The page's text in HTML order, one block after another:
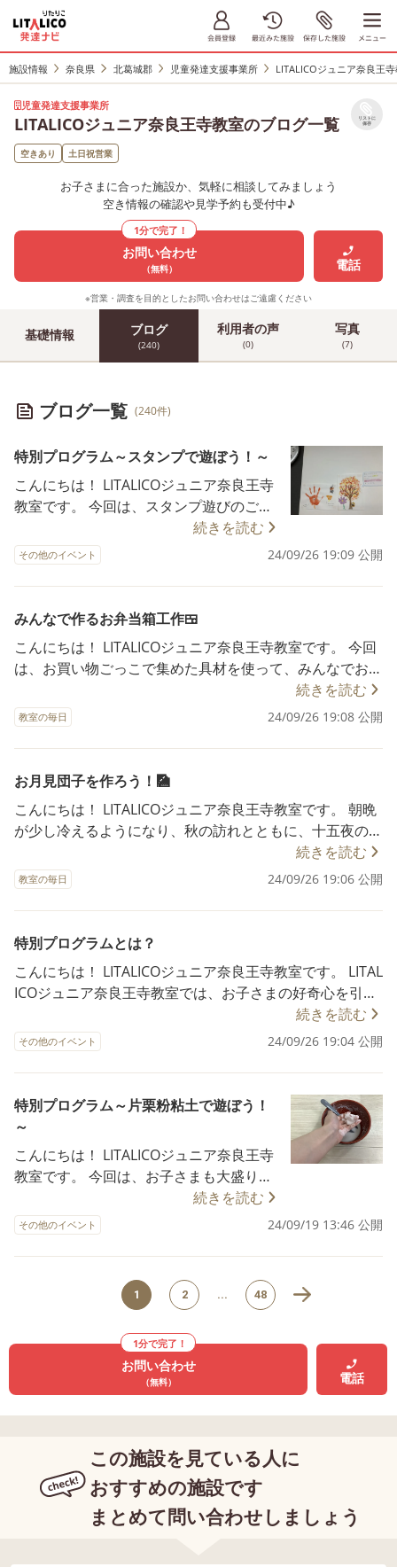
施設情報 奈良県 北葛城郡 児童発達支援事業所 LITALICOジュニア奈良王
児童発達支援事業所
LITALICOジュニア奈良王寺教室のブログ一覧 リストに
保存
空きあり 土日祝営業
お子さまに合った施設か、気軽に相談してみましょう
空き情報の確認や見学予約も受付中♪
1分で完了！
お問い合わせ
（無料） 電話
※営業・調査を目的としたお問い合わせはご遠慮ください
基礎情報 ブログ
(240)
利用者の声
(0)
写真
(7)
ブログ一覧 (240件)
特別プログラム～スタンプで遊ぼう！～
こんにちは！ LITALICOジュニア奈良王寺
教室です。 今回は、スタンプ遊びのご紹
介です！ 身近な道具や、手指に絵の具を
付けて、みんなで大きな木のイラストに
葉っぱをつけました。 木が色づいた様子
を「先生見て！」と教えてくれたり、 絵
の具を混ぜて色が変わる様子を見て楽し
んだり、 笑顔がたくさんあふれる特別プ
ログラムでした！ このプログラムのねら
いは、「お友だちとイメージを共有し
た。 指導員が作った見本を事前に提示す
た、指導員が「○○くん、紫色を作った
の？○○ちゃん、これ見て！」など率先し
て発言することで、お友だち同士での関
教室では、お子さまが楽しみながら周囲
の人と自然に関わっていけるような取り
組みをしております。 10月の特別プログ
ラムもぜひ楽しみにしてください！＾＾
◆2024年度 ご利用者さま募集中！ LITA
LICOジュニア奈良王寺教室では、 2024年
度のご利用者さまを募集しています。 興
口までご連絡ください。
続きを読む
その他のイベント 24/09/26 19:09 公開
みんなで作るお弁当箱工作🍱
こんにちは！ LITALICOジュニア奈良王寺教室です。 今回
は、お買い物ごっこで集めた具材を使って、みんなでお弁
当箱に料理を詰める工作の活動についてご紹介します。
１つめの活動は、選んだ具材を一つの大きなお弁当箱に貼
り付け、みんなで一緒に特大のお弁当を完成させました。
2つ目の活動で、自分用の小さなお弁当も作りました。 ル
ールは「買っていい具材は3つまで」 １つ目のお弁当が完
成した人から順番に、もうひとつ、持ち帰り用のお弁当を
作りました。 お子さまは、ルールを守りつつも、楽しみ
ながら取り組んでくれました。 作っている最中には「お
母さんにプレゼントしよう！」や「お父さんの分も作
る！」といった声が聞かれ、ご家族で食べる様子を想像し
いました。 このように、ただ工作を楽しむだけでなく、
ルールを守ったり、 自分の家族や友だちを思いやって工
作に取り組めた、素敵な時間になりました。 今後も、楽
しく学べる活動を通して、お子さまの成長を保護者さまと
一緒に見守っていければ幸いです。 ◆2024年度 ご利用
者さま募集中！ LITALICOジュニア奈良王寺教室では、 20
24年度のご利用者さまを募集しています。 興味のある方
は、ぜひ一度 お問い合わせ窓口までご連絡ください。
続きを読む
教室の毎日 24/09/26 19:08 公開
お月見団子を作ろう！🎑
こんにちは！ LITALICOジュニア奈良王寺教室です。 朝晩
が少し冷えるようになり、秋の訪れとともに、十五夜の美
しい月を楽しむ季節がやってきましたね。 そんな季節の
風物詩にちなんで、LITALICOジュニア奈良王寺教室では
お月見をテーマにした工作活動を行いました。 今回は、
お子さまと一緒に、お月見団子を作る工作に挑戦しまし
た。 ティッシュを丸めてお団子を作り、それにテープを
貼るという作業を通じて、手先の細かい動きを楽しみなが
ら鍛えることができました。 さらに、みたらし団子や桜
餅などが描かれたメニュー表から、自分の好きなお団子を
選ぶ活動もありました。 「これください」などといった
他者とのやりとりを通じて、言葉で欲しいものを伝える練
それぞれのお子さまの興味に合わせた工夫もしています。
最後は、大きな三方にお友だちと一緒にお団子を貼り付け
て、一つの作品をみんなで完成させることができました！
このように、共同作業を通して達成感を味わいながら、季
節を感じる素敵な時間を過ごすことができました！ 今後
も、季節を感じられる、楽しい工作の活動を企画していき
ます。 これからも、お子さまがさらに興味を広げ、成長
を感じられる機会を大切にしていきます。 ◆2024年度
ご利用者さま募集中！ LITALICOジュニア奈良王寺教室で
は、 2024年度のご利用者さまを募集しています。 興味の
い。
続きを読む
教室の毎日 24/09/26 19:06 公開
特別プログラムとは？
こんにちは！ LITALICOジュニア奈良王寺教室です。 LITAL
ICOジュニア奈良王寺教室では、お子さまの好奇心を引き
催しています。 普段のプログラムとは少し内容が異な
り、触覚や感覚を使った活動や、季節に合わせた活動を実
施しています。 例えば、『片栗粉粘土遊び』や『氷遊
び』『スタンプ遊び』など、お子さまが思いきり夢中にな
れるような活動内容が満載です。 これらの遊びは、家で
は準備や後片付けが大変だったり、壁や床の汚れを気にし
て取り組みにくいこともあると思いますが、LITALICOで
はそういった心配もなく、安心してのびのびと楽しんでも
らえる環境を整えています。 さらに、いつもは違う曜日
に通っているお子さまも参加されることがあるため、初対
見て、お子さま自身から「参加したい！」と言ってくれる
ことも多く、保護者の皆さまにもご好評をいただいており
子さまの成長や新しい友だちとの出会いを、ぜひこの特別
プログラムで体験してみてはいかがでしょうか？ ご参加
を心よりお待ちしております！ ◆2024年度 ご利用者さ
ま募集中！ LITALICOジュニア奈良王寺教室では、 2024年
ぜひ一度 お問い合わせ窓口までご連絡ください。
続きを読む
その他のイベント 24/09/26 19:04 公開
特別プログラム～片栗粉粘土で遊ぼう！
～
こんにちは！ LITALICOジュニア奈良王寺
教室です。 今回は、お子さまも大盛り上
がりだった特別プログラム 『片栗粉粘
土』 についてご紹介します！ 小麦粉にア
レルギーがあるお子さまも安心の、 ご家
庭でもできる楽しい遊びです。 作った粘
土を混ぜたり握ったり、指先の感覚を楽
しみながら遊びました。 材料は、片栗粉
えながら、好みの固さになるまでこねる
だけで完成です＾＾ 実際の活動の場面で
は、こんな声掛けや準備をして実施しま
活動が始まる前に、＜手が汚れたらウェ
ットティッシュで拭けるし、最後にみん
なで手を洗いに行くよ＞と伝えておきま
す。 活動が始まる前に、想定される、お
続きを読む
その他のイベント 24/09/19 13:46 公開
1 2 ... 48
1分で完了！
お問い合わせ
（無料） 電話
この施設を見ている人に
おすすめの施設です
まとめて問い合わせしましょう